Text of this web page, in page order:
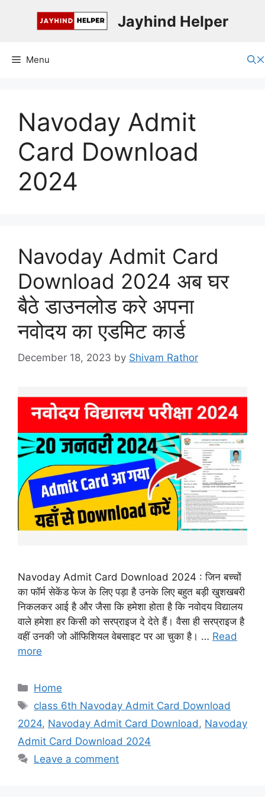
Jayhind Helper
Menu
Navoday Admit
Card Download
2024
Navoday Admit Card
Download 2024 अब घर
बैठे डाउनलोड करे अपना
नवोदय का एडमिट कार्ड
December 18, 2023 by Shivam Rathor
Navoday Admit Card Download 2024 : जिन बच्चों
का फॉर्म सेकेंड फेज के लिए पड़ा है उनके लिए बहुत बड़ी खुशखबरी
निकलकर आई है और जैसा कि हमेशा होता है कि नवोदय विद्यालय
वाले हमेशा हर किसी को सरप्राइज दे देते हैं। वैसा ही सरप्राइज है
वहीं उनकी जो ऑफिशियल वेबसाइट पर आ चुका है। … Read
more
Categories
Home
Tags
class 6th Navoday Admit Card Download
2024, Navoday Admit Card Download, Navoday
Admit Card Download 2024
Leave a comment